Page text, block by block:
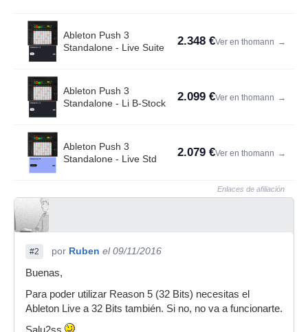
Ableton Push 3
Standalone - Live Suite
2.348 €Ver en thomann →
Ableton Push 3
Standalone - Li B-Stock
2.099 €Ver en thomann →
Ableton Push 3
Standalone - Live Std
2.079 €Ver en thomann →
Enlaces de afiliación
#2 por Ruben el 09/11/2016
Buenas,
Para poder utilizar Reason 5 (32 Bits) necesitas el
Ableton Live a 32 Bits también. Si no, no va a funcionarte.